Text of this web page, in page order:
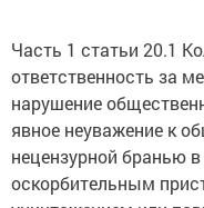
ответственность за
нарушение
явное неуважение к
нецензурной бранью
оскорбительным
уничтожением или